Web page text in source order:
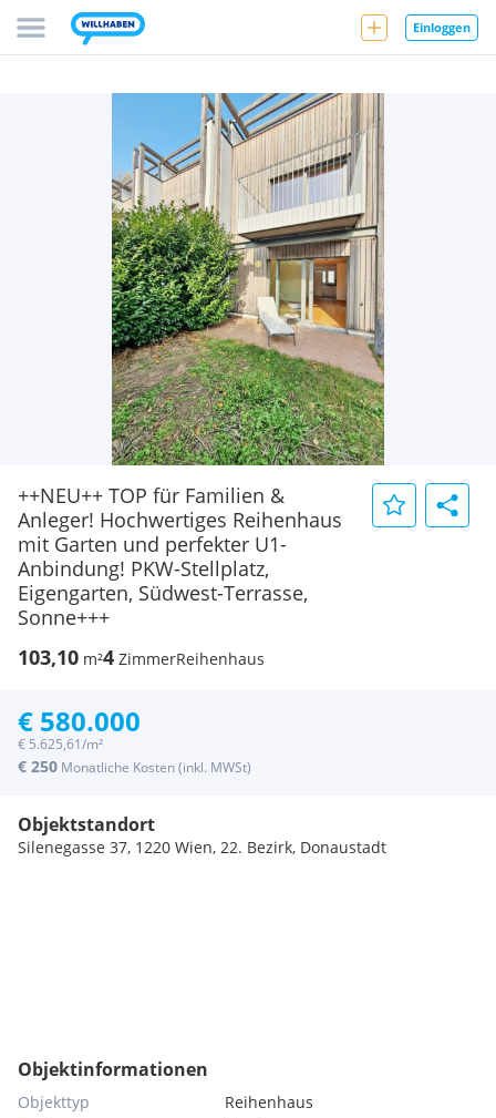
Einloggen
++NEU++ TOP für Familien &
Anleger! Hochwertiges Reihenhaus
mit Garten und perfekter U1-
Anbindung! PKW-Stellplatz,
Eigengarten, Südwest-Terrasse,
Sonne+++
103,10 m²4 ZimmerReihenhaus
€ 580.000
€ 5.625,61/m²
€ 250 Monatliche Kosten (inkl. MWSt)
Objektstandort
Silenegasse 37, 1220 Wien, 22. Bezirk, Donaustadt
Objektinformationen
Objekttyp
Reihenhaus